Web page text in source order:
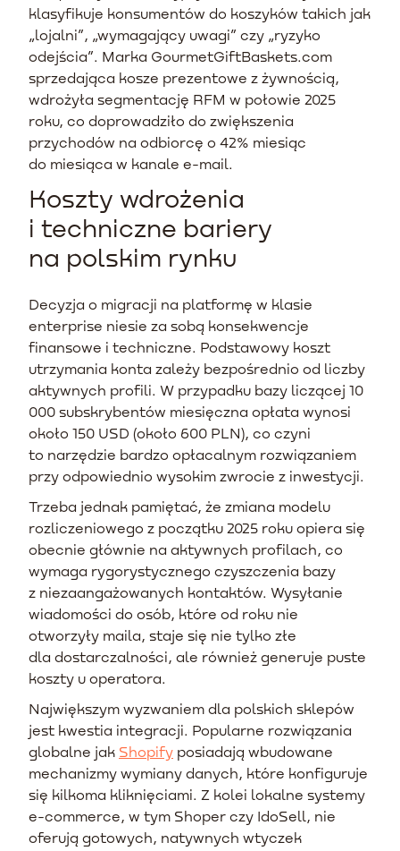
klasyfikuje konsumentów do koszyków takich jak
„lojalni”, „wymagający uwagi” czy „ryzyko
odejścia”. Marka GourmetGiftBaskets.com
sprzedająca kosze prezentowe z żywnością,
wdrożyła segmentację RFM w połowie 2025
roku, co doprowadziło do zwiększenia
przychodów na odbiorcę o 42% miesiąc
do miesiąca w kanale e-mail.
Koszty wdrożenia
i techniczne bariery
na polskim rynku
Decyzja o migracji na platformę w klasie
enterprise niesie za sobą konsekwencje
finansowe i techniczne. Podstawowy koszt
utrzymania konta zależy bezpośrednio od liczby
aktywnych profili. W przypadku bazy liczącej 10
000 subskrybentów miesięczna opłata wynosi
około 150 USD (około 600 PLN), co czyni
to narzędzie bardzo opłacalnym rozwiązaniem
przy odpowiednio wysokim zwrocie z inwestycji.
Trzeba jednak pamiętać, że zmiana modelu
rozliczeniowego z początku 2025 roku opiera się
obecnie głównie na aktywnych profilach, co
wymaga rygorystycznego czyszczenia bazy
z niezaangażowanych kontaktów. Wysyłanie
wiadomości do osób, które od roku nie
otworzyły maila, staje się nie tylko złe
dla dostarczalności, ale również generuje puste
koszty u operatora.
Największym wyzwaniem dla polskich sklepów
jest kwestia integracji. Popularne rozwiązania
globalne jak Shopify posiadają wbudowane
mechanizmy wymiany danych, które konfiguruje
się kilkoma kliknięciami. Z kolei lokalne systemy
e-commerce, w tym Shoper czy IdoSell, nie
oferują gotowych, natywnych wtyczek